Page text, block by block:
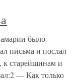
было
письма и послал
к старейшинам и
— Как только